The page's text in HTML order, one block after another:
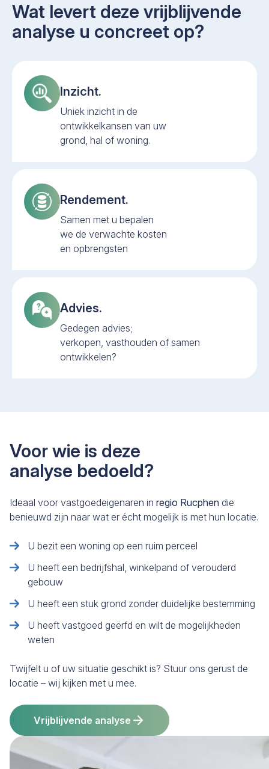
Wat levert deze vrijblijvende
analyse u concreet op?
Inzicht.
Uniek inzicht in de
ontwikkelkansen van uw
grond, hal of woning.
Rendement.
Samen met u bepalen
we de verwachte kosten
en opbrengsten
Advies.
Gedegen advies;
verkopen, vasthouden of samen
ontwikkelen?
Voor wie is deze
analyse bedoeld?
Ideaal voor vastgoedeigenaren in regio Rucphen die
benieuwd zijn naar wat er écht mogelijk is met hun locatie.
U bezit een woning op een ruim perceel
U heeft een bedrijfshal, winkelpand of verouderd
gebouw
U heeft een stuk grond zonder duidelijke bestemming
U heeft vastgoed geërfd en wilt de mogelijkheden
weten
Twijfelt u of uw situatie geschikt is? Stuur ons gerust de
locatie – wij kijken met u mee.
Vrijblijvende analyse